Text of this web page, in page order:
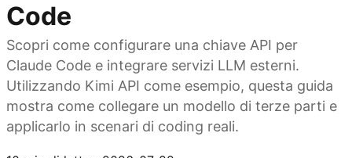
Code
Scopri come configurare una chiave API per
Claude Code e integrare servizi LLM esterni.
Utilizzando Kimi API come esempio, questa guida
mostra come collegare un modello di terze parti e
applicarlo in scenari di coding reali.